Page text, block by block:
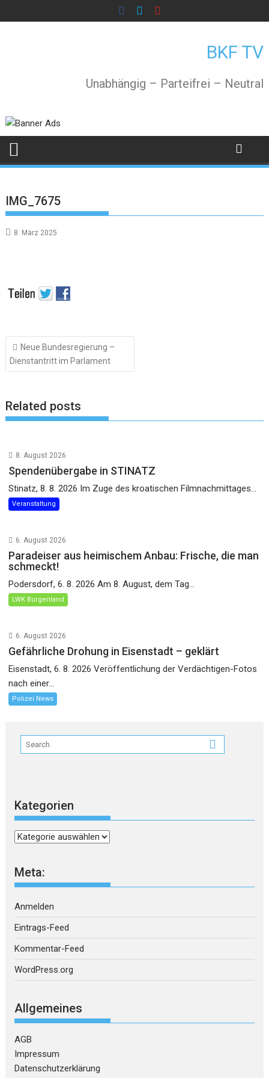
to
BKF TV
Unabhängig – Parteifrei – Neutral
IMG_7675
8. März 2025
Beitragsnavigation
Neue Bundesregierung –
Dienstantritt im Parlament
Related posts
8. August 2026
Spendenübergabe in STINATZ
Stinatz, 8. 8. 2026 Im Zuge des kroatischen Filmnachmittages...
Veranstaltung
6. August 2026
Paradeiser aus heimischem Anbau: Frische, die man
schmeckt!
Podersdorf, 6. 8. 2026 Am 8. August, dem Tag...
LWK Burgenland
6. August 2026
Gefährliche Drohung in Eisenstadt – geklärt
Eisenstadt, 6. 8. 2026 Veröffentlichung der Verdächtigen-Fotos
nach einer...
Polizei News
Kategorien
Kategorien
Meta:
Anmelden
Eintrags-Feed
Kommentar-Feed
WordPress.org
Allgemeines
AGB
Impressum
Datenschutzerklärung